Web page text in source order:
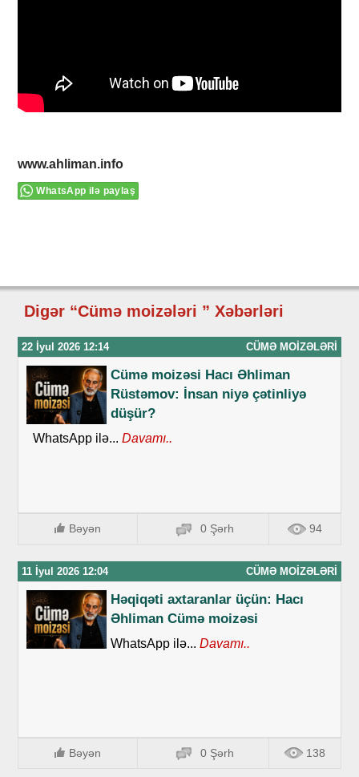
www.ahliman.info
WhatsApp ilə paylaş
Digər “Cümə moizələri ” Xəbərləri
22 İyul 2026 12:14 CÜMƏ MOIZƏLƏRI
Cümə moizəsi Hacı Əhliman
Rüstəmov: İnsan niyə çətinliyə
düşür?
WhatsApp ilə... Davamı..
Bəyən 0 Şərh 94
11 İyul 2026 12:04 CÜMƏ MOIZƏLƏRI
Həqiqəti axtaranlar üçün: Hacı
Əhliman Cümə moizəsi
WhatsApp ilə... Davamı..
Bəyən 0 Şərh 138